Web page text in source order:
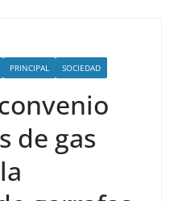
PRINCIPAL SOCIEDAD
de gas